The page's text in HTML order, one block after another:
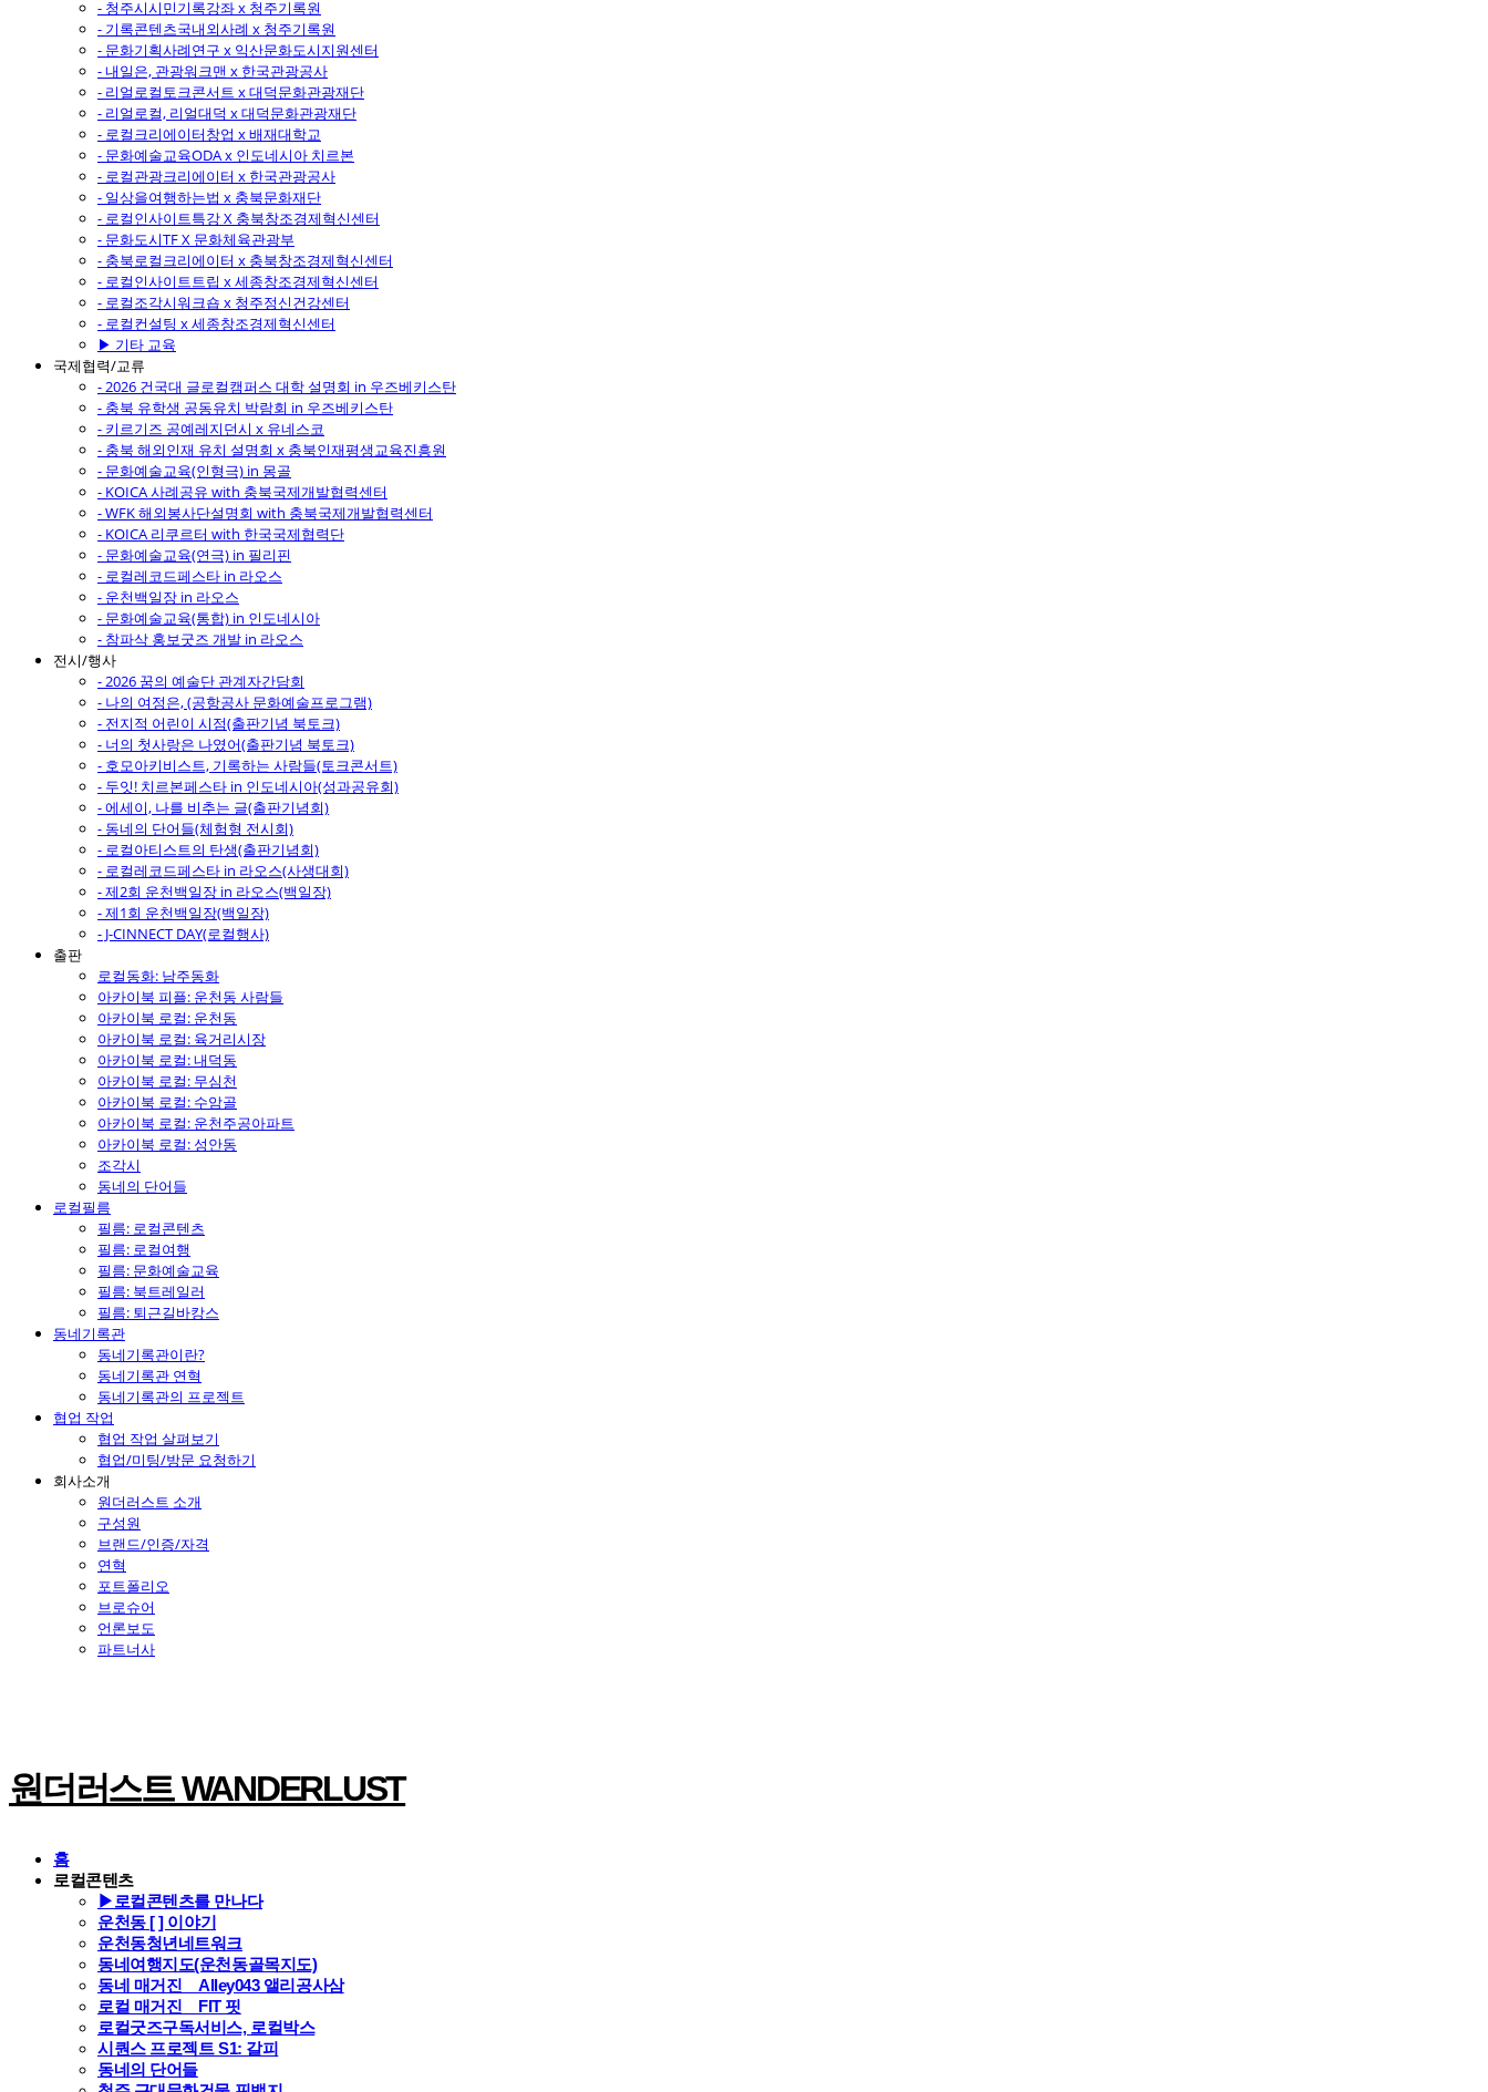
- 청주시시민기록강좌 x 청주기록원
- 기록콘텐츠국내외사례 x 청주기록원
- 문화기획사례연구 x 익산문화도시지원센터
- 내일은, 관광워크맨 x 한국관광공사
- 리얼로컬토크콘서트 x 대덕문화관광재단
- 리얼로컬, 리얼대덕 x 대덕문화관광재단
- 로컬크리에이터창업 x 배재대학교
- 문화예술교육ODA x 인도네시아 치르본
- 로컬관광크리에이터 x 한국관광공사
- 일상을여행하는법 x 충북문화재단
- 로컬인사이트특강 X 충북창조경제혁신센터
- 문화도시TF X 문화체육관광부
- 충북로컬크리에이터 x 충북창조경제혁신센터
- 로컬인사이트트립 x 세종창조경제혁신센터
- 로컬조각시워크숍 x 청주정신건강센터
- 로컬컨설팅 x 세종창조경제혁신센터
▶ 기타 교육
국제협력/교류
- 2026 건국대 글로컬캠퍼스 대학 설명회 in 우즈베키스탄
- 충북 유학생 공동유치 박람회 in 우즈베키스탄
- 키르기즈 공예레지던시 x 유네스코
- 충북 해외인재 유치 설명회 x 충북인재평생교육진흥원
- 문화예술교육(인형극) in 몽골
- KOICA 사례공유 with 충북국제개발협력센터
- WFK 해외봉사단설명회 with 충북국제개발협력센터
- KOICA 리쿠르터 with 한국국제협력단
- 문화예술교육(연극) in 필리핀
- 로컬레코드페스타 in 라오스
- 운천백일장 in 라오스
- 문화예술교육(통합) in 인도네시아
- 참파삭 홍보굿즈 개발 in 라오스
전시/행사
- 2026 꿈의 예술단 관계자간담회
- 나의 여정은, (공항공사 문화예술프로그램)
- 전지적 어린이 시점(출판기념 북토크)
- 너의 첫사랑은 나였어(출판기념 북토크)
- 호모아키비스트, 기록하는 사람들(토크콘서트)
- 두잇! 치르본페스타 in 인도네시아(성과공유회)
- 에세이, 나를 비추는 글(출판기념회)
- 동네의 단어들(체험형 전시회)
- 로컬아티스트의 탄생(출판기념회)
- 로컬레코드페스타 in 라오스(사생대회)
- 제2회 운천백일장 in 라오스(백일장)
- 제1회 운천백일장(백일장)
- J-CINNECT DAY(로컬행사)
출판
로컬동화: 남주동화
아카이북 피플: 운천동 사람들
아카이북 로컬: 운천동
아카이북 로컬: 육거리시장
아카이북 로컬: 내덕동
아카이북 로컬: 무심천
아카이북 로컬: 수암골
아카이북 로컬: 운천주공아파트
아카이북 로컬: 성안동
조각시
동네의 단어들
로컬필름
필름: 로컬콘텐츠
필름: 로컬여행
필름: 문화예술교육
필름: 북트레일러
필름: 퇴근길바캉스
동네기록관
동네기록관이란?
동네기록관 연혁
동네기록관의 프로젝트
협업 작업
협업 작업 살펴보기
협업/미팅/방문 요청하기
회사소개
원더러스트 소개
구성원
브랜드/인증/자격
연혁
포트폴리오
브로슈어
언론보도
파트너사
원더러스트 WANDERLUST
홈
로컬콘텐츠
▶로컬콘텐츠를 만나다
운천동 [ ] 이야기
운천동청년네트워크
동네여행지도(운천동골목지도)
동네 매거진 _ Alley043 앨리공사삼
로컬 매거진 _ FIT 핏
로컬굿즈구독서비스, 로컬박스
시퀀스 프로젝트 S1: 갈피
동네의 단어들